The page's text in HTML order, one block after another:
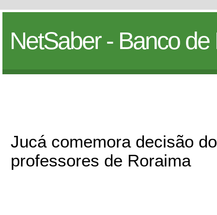
NetSaber - Banco de
Jucá comemora decisão
professores de Roraima